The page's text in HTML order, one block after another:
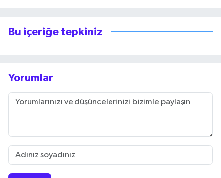
Bu içeriğe tepkiniz
Yorumlar